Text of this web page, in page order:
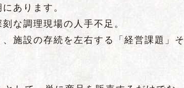
あります。
な調理現場の人手不足。
施設の存続を左右する「経営課題」そ